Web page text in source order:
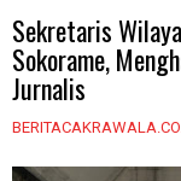
Sekretaris
Sokorame,
Jurnalis